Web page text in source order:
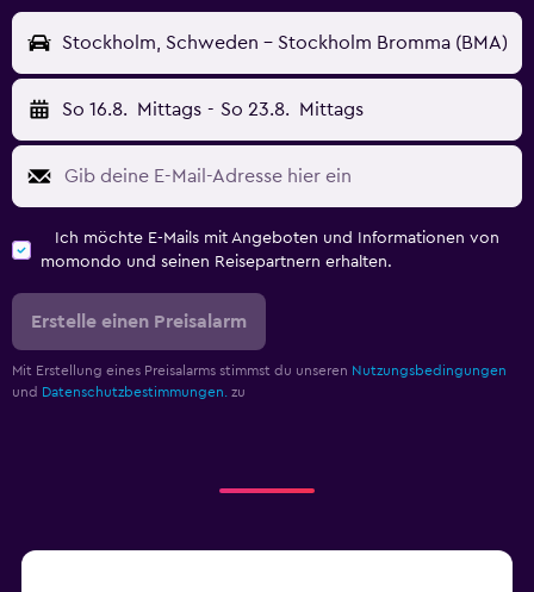
Stockholm, Schweden - Stockholm Bromma (BMA)
So 16.8. Mittags - So 23.8. Mittags
Ich möchte E-Mails mit Angeboten und Informationen von
momondo und seinen Reisepartnern erhalten.
Erstelle einen Preisalarm
Mit Erstellung eines Preisalarms stimmst du unseren Nutzungsbedingungen
und Datenschutzbestimmungen. zu